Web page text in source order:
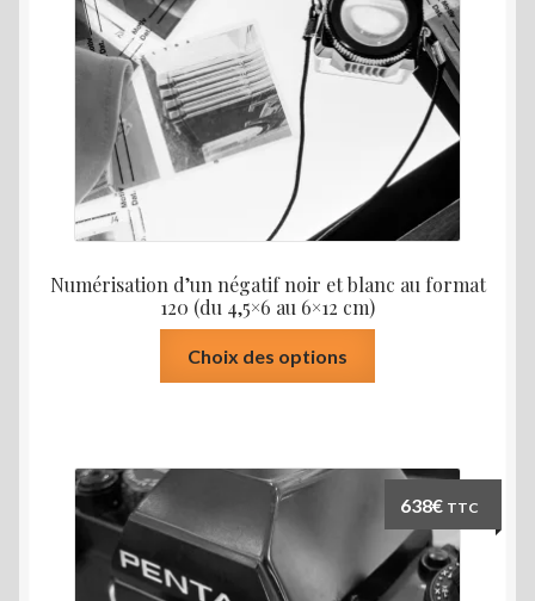
sur
la
page
produit
Numérisation d’un négatif noir et blanc au format
120 (du 4,5×6 au 6×12 cm)
à
17€
Choix des options
variations.
peuvent
être
638€ TTC